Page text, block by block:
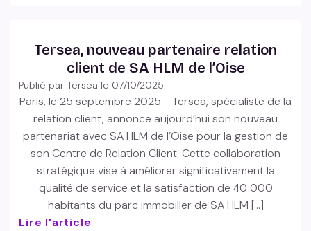
Tersea, nouveau partenaire relation
client de SA HLM de l’Oise
Publié par Tersea le 07/10/2025
Paris, le 25 septembre 2025 - Tersea, spécialiste de la
relation client, annonce aujourd’hui son nouveau
partenariat avec SA HLM de l’Oise pour la gestion de
son Centre de Relation Client. Cette collaboration
stratégique vise à améliorer significativement la
qualité de service et la satisfaction de 40 000
habitants du parc immobilier de SA HLM […]
Lire l'article